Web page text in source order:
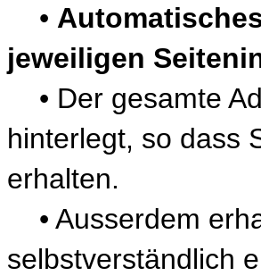
•
jeweiligen
• Der gesamte
hinterlegt, so dass
erhalten.
• Ausserdem
selbstverständlich